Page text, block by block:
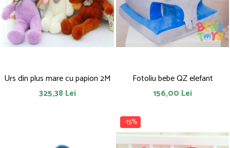
Urs din plus mare cu papion 2M
325,38 Lei
Fotoliu bebe QZ elefant
156,00 Lei
-15%